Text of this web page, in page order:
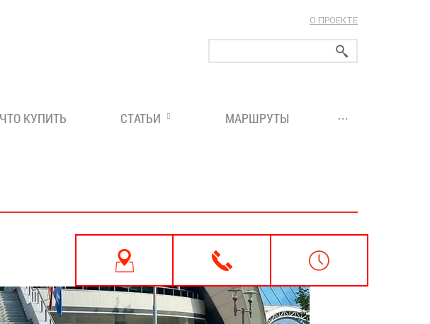
О ПРОЕКТЕ
ЧТО КУПИТЬ СТАТЬИ МАРШРУТЫ ...